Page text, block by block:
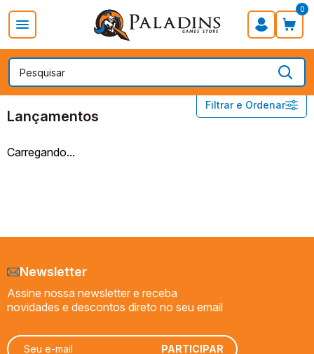
0
PROMOÇÃO DIA DOS PAIS Board Games Card Games
Filtrar e Ordenar
Categorias
Lançamentos
PROMOÇÃO DIA DOS PAIS
Pré-vendas
ESPAÇO GOSPEL
Geek
Miniaturas
PALADINS KITS
Lançamentos
Carregando...
Newsletter
Assine nossa newsletter e receba
novidades e descontos direto no seu email